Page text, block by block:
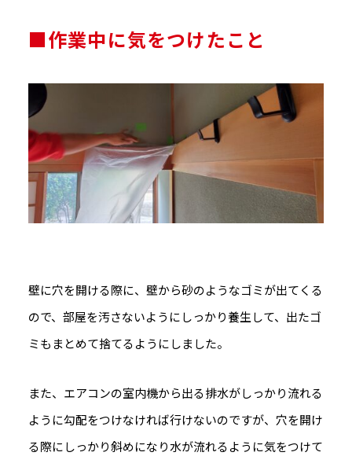
■作業中に気をつけたこと
壁に穴を開ける際に、壁から砂のようなゴミが出てくる
ので、部屋を汚さないようにしっかり養生して、出たゴ
ミもまとめて捨てるようにしました。
また、エアコンの室内機から出る排水がしっかり流れる
ように勾配をつけなければ行けないのですが、穴を開け
る際にしっかり斜めになり水が流れるように気をつけて